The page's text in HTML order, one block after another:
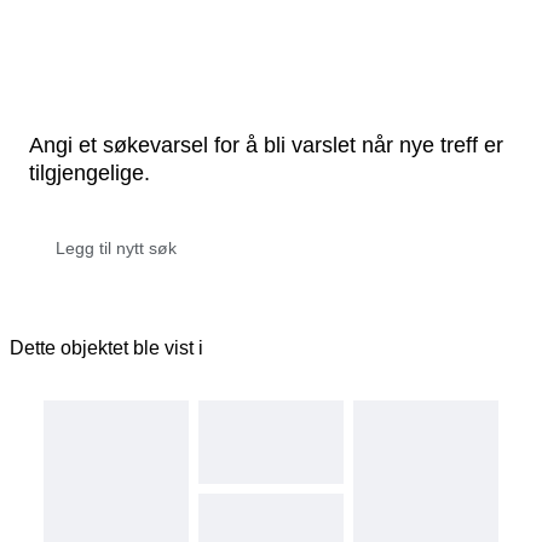
Angi et søkevarsel for å bli varslet når nye treff er
tilgjengelige.
Dette objektet ble vist i